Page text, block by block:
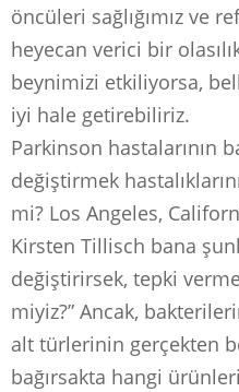
öncüleri sağlığımız ve
heyecan verici bir
beynimizi etkiliyorsa,
iyi hale getirebiliriz.
Parkinson hastalarının
değiştirmek
mi? Los Angeles,
Kirsten Tillisch bana
değiştirirsek, tepki
miyiz?” Ancak,
alt türlerinin gerçekten
bağırsakta hangi